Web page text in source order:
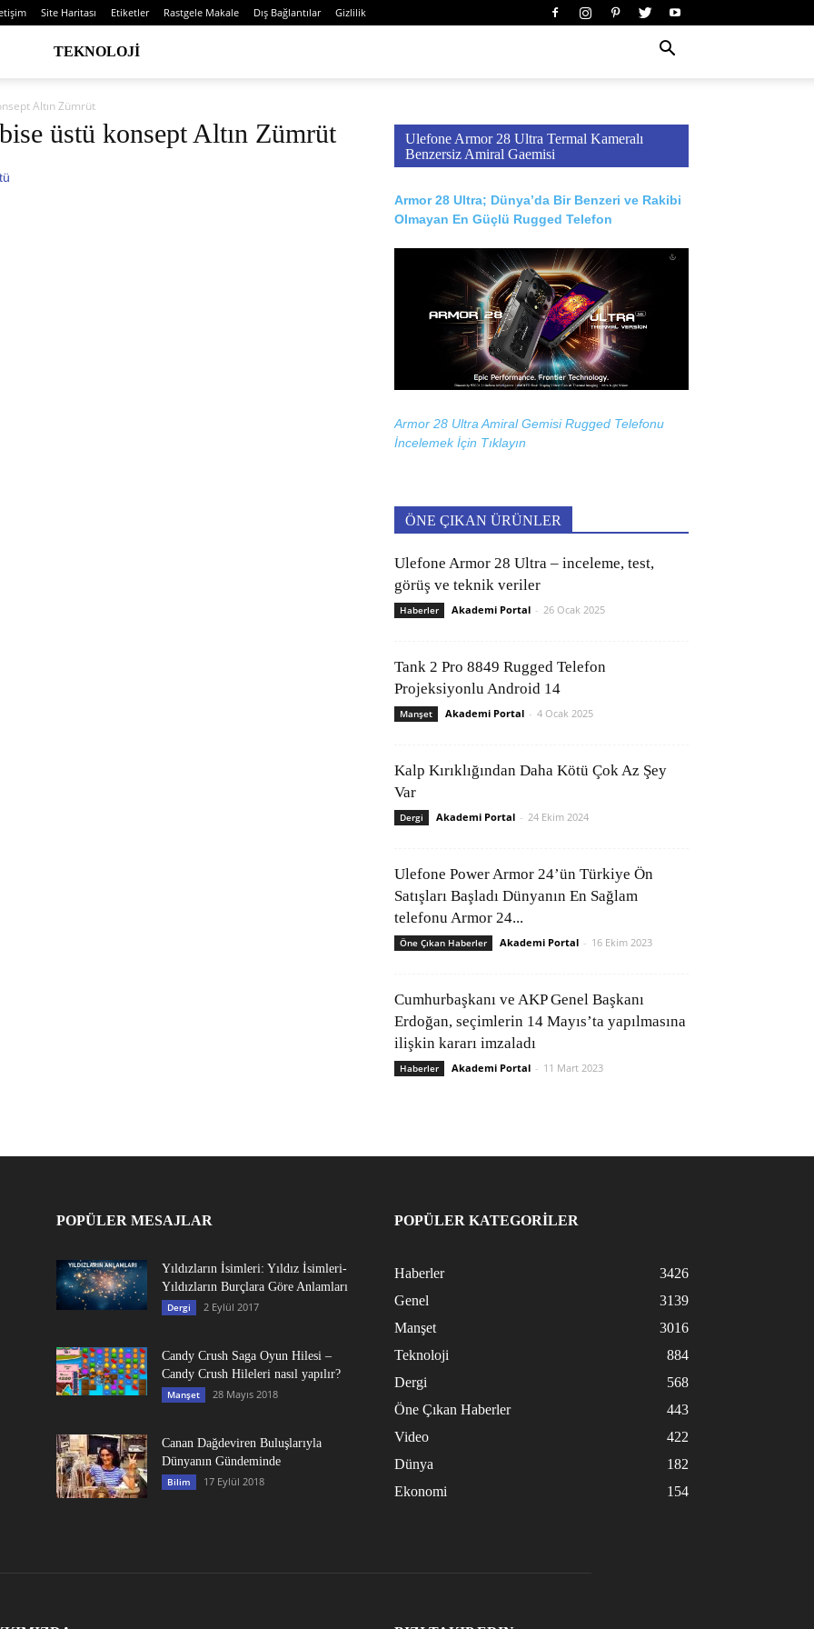
Site Haritası Etiketler Rastgele Makale Dış Bağlantılar Gizlilik
TEKNOLOJI
Altın Zümrüt
üstü konsept Altın Zümrüt
Ulefone Armor 28 Ultra Termal Kameralı
Benzersiz Amiral Gaemisi
Armor 28 Ultra; Dünya’da Bir Benzeri ve Rakibi
Olmayan En Güçlü Rugged Telefon
Armor 28 Ultra Amiral Gemisi Rugged Telefonu
İncelemek İçin Tıklayın
ÖNE ÇIKAN ÜRÜNLER
Ulefone Armor 28 Ultra – inceleme, test,
görüş ve teknik veriler
Haberler Akademi Portal - 26 Ocak 2025
Tank 2 Pro 8849 Rugged Telefon
Projeksiyonlu Android 14
Manşet Akademi Portal - 4 Ocak 2025
Kalp Kırıklığından Daha Kötü Çok Az Şey
Var
Dergi Akademi Portal - 24 Ekim 2024
Ulefone Power Armor 24’ün Türkiye Ön
Satışları Başladı Dünyanın En Sağlam
telefonu Armor 24...
Öne Çıkan Haberler Akademi Portal - 16 Ekim 2023
Cumhurbaşkanı ve AKP Genel Başkanı
Erdoğan, seçimlerin 14 Mayıs’ta yapılmasına
ilişkin kararı imzaladı
Haberler Akademi Portal - 11 Mart 2023
POPÜLER MESAJLAR
Yıldızların İsimleri: Yıldız İsimleri-
Yıldızların Burçlara Göre Anlamları
Dergi 2 Eylül 2017
Candy Crush Saga Oyun Hilesi –
Candy Crush Hileleri nasıl yapılır?
Manşet 28 Mayıs 2018
Canan Dağdeviren Buluşlarıyla
Dünyanın Gündeminde
Bilim 17 Eylül 2018
POPÜLER KATEGORİLER
Haberler
3426
Genel
3139
Manşet
3016
Teknoloji
884
Dergi
568
Öne Çıkan Haberler
443
Video
422
Dünya
182
Ekonomi
154